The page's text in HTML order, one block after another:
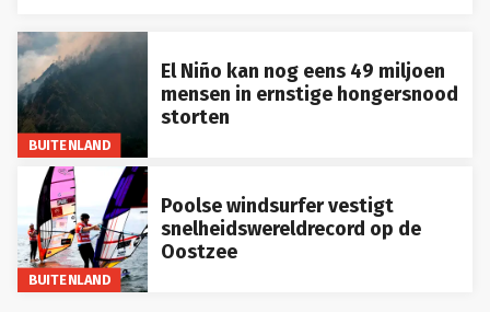
BUITENLAND
El Niño kan nog eens 49 miljoen
mensen in ernstige hongersnood
storten
BUITENLAND
Poolse windsurfer vestigt
snelheidswereldrecord op de
Oostzee